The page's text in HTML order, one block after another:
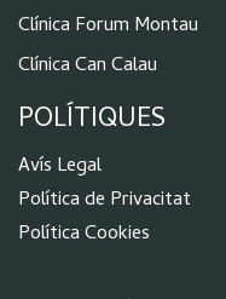
Clínica Forum Montau
Clínica Can Calau
POLÍTIQUES
Avís Legal
Política de Privacitat
Política Cookies